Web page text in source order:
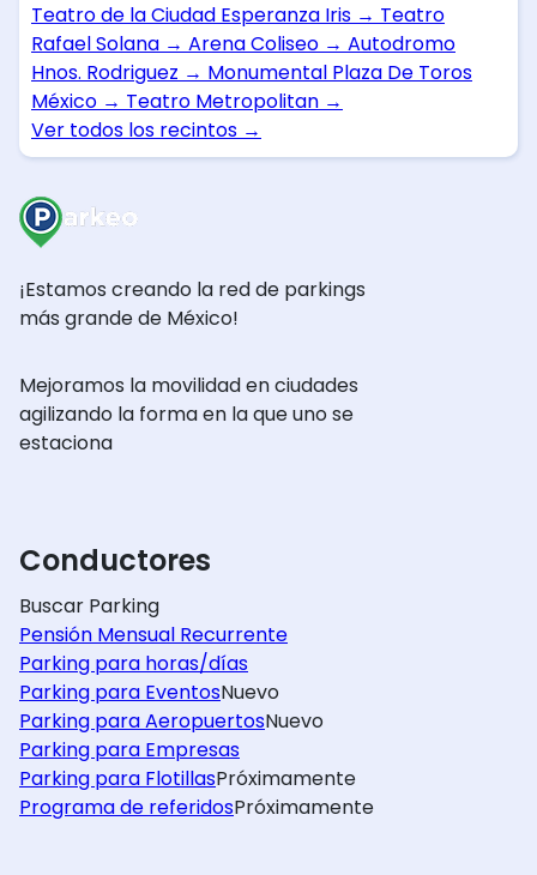
Teatro de la Ciudad Esperanza Iris → Teatro
Rafael Solana → Arena Coliseo → Autodromo
Hnos. Rodriguez → Monumental Plaza De Toros
México → Teatro Metropolitan →
Ver todos los recintos →
¡Estamos creando la red de parkings
más grande de México!
Mejoramos la movilidad en ciudades
agilizando la forma en la que uno se
estaciona
Conductores
Buscar Parking
Pensión Mensual Recurrente
Parking para horas/días
Parking para EventosNuevo
Parking para AeropuertosNuevo
Parking para Empresas
Parking para FlotillasPróximamente
Programa de referidosPróximamente